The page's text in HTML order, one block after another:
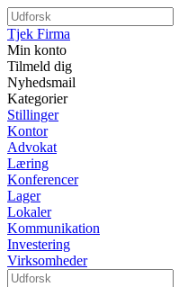
Tjek Firma
Min konto
Tilmeld dig
Nyhedsmail
Kategorier
Stillinger
Kontor
Advokat
Læring
Konferencer
Lager
Lokaler
Kommunikation
Investering
Virksomheder